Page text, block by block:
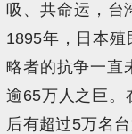
吸、共命运，台
1895年，日本
略者的抗争一直
逾65万人之巨。
后有超过5万名